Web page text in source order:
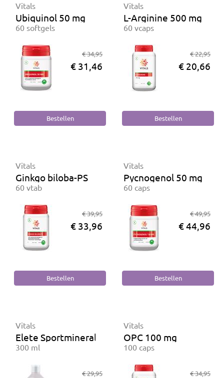
Vitals
Ubiquinol 50 mg
60 softgels
€ 34,95
€ 31,46
Vitals
L-Arginine 500 mg
60 vcaps
€ 22,95
€ 20,66
Vitals
Ginkgo biloba-PS
60 vtab
€ 39,95
€ 33,96
Vitals
Pycnogenol 50 mg
60 caps
€ 49,95
€ 44,96
Vitals
Elete Sportmineralen
300 ml
€ 29,95
Vitals
OPC 100 mg
100 caps
€ 34,95